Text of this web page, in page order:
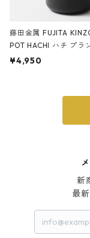
藤田金属 FUJITA
POT HACHI ハチ プラ
ト 3号 ブラック
¥4,950
新
最